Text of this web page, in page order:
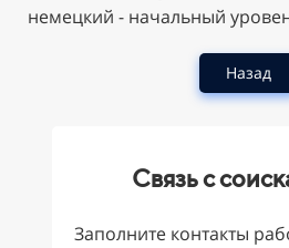
немецкий - начальный
Назад
Связь с
Заполните контакты